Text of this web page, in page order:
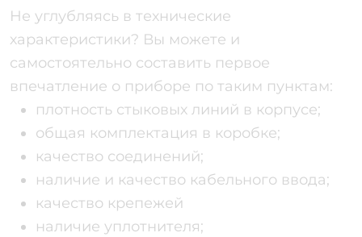
Не углубляясь в технические
характеристики? Вы можете и
самостоятельно составить первое
впечатление о приборе по таким пунктам:
плотность стыковых линий в корпусе;
общая комплектация в коробке;
качество соединений;
наличие и качество кабельного ввода;
качество крепежей
наличие уплотнителя;